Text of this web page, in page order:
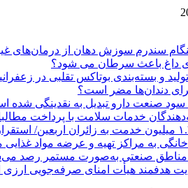
سندرم سوزش دهان از درمان‌های
داغ باعث سرطان می شود؟
و بسته‌بندی بوتاکس تقلبی در
برای دندان‌ها مضر است؟
خدمات سلامت با پرداخت
خانگی به مراکز تهیه و عرضه مواد
صنعتی به‌صورت مستمر رصد
هدفمند هیأت امنای صرفه‌جویی ارزی